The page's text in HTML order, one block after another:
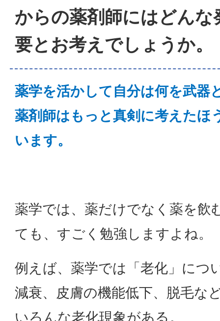
からの薬剤師にはどんな
要とお考えでしょうか。
薬学を活かして自分は何を武器
薬剤師はもっと真剣に考えたほ
います。
薬学では、薬だけでなく薬を飲
ても、すごく勉強しますよね。
例えば、薬学では「老化」につ
減衰、皮膚の機能低下、脱毛な
いろんな老化現象がある。